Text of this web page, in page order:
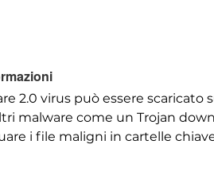
2.0 virus può essere
malware come un Trojan
i file maligni in cartelle